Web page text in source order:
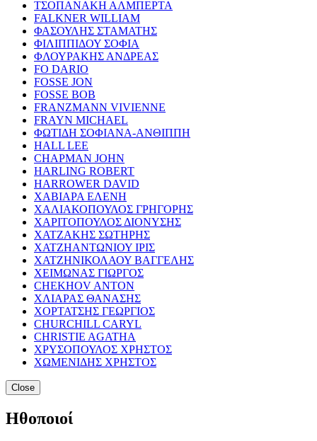
ΤΣΟΠΑΝΑΚΗ ΑΛΜΠΕΡΤΑ
FALKNER WILLIAM
ΦΑΣΟΥΛΗΣ ΣΤΑΜΑΤΗΣ
ΦΙΛΙΠΠΙΔΟΥ ΣΟΦΙΑ
ΦΛΟΥΡΑΚΗΣ ΑΝΔΡΕΑΣ
FO DARIO
FOSSE JON
FOSSE BOB
FRANZMANN VIVIENNE
FRAYN MICHAEL
ΦΩΤΙΔΗ ΣΟΦΙΑΝΑ-ΑΝΘΙΠΠΗ
HALL LEE
CHAPMAN JOHN
HARLING ROBERT
HARROWER DAVID
ΧΑΒΙΑΡΑ ΕΛΕΝΗ
ΧΑΛΙΑΚΟΠΟΥΛΟΣ ΓΡΗΓΟΡΗΣ
ΧΑΡΙΤΟΠΟΥΛΟΣ ΔΙΟΝΥΣΗΣ
ΧΑΤΖΑΚΗΣ ΣΩΤΗΡΗΣ
ΧΑΤΖΗΑΝΤΩΝΙΟΥ ΙΡΙΣ
ΧΑΤΖΗΝΙΚΟΛΑΟΥ ΒΑΓΓΕΛΗΣ
ΧΕΙΜΩΝΑΣ ΓΙΩΡΓΟΣ
CHEKHOV ANTON
ΧΛΙΑΡΑΣ ΘΑΝΑΣΗΣ
ΧΟΡΤΑΤΣΗΣ ΓΕΩΡΓΙΟΣ
CHURCHILL CARYL
CHRISTIE AGATHA
ΧΡΥΣΟΠΟΥΛΟΣ ΧΡΗΣΤΟΣ
ΧΩΜΕΝΙΔΗΣ ΧΡΗΣΤΟΣ
Close
Ηθοποιοί